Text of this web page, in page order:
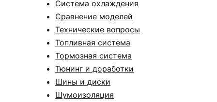
Система охлаждения
Сравнение моделей
Технические вопросы
Топливная система
Тормозная система
Тюнинг и доработки
Шины и диски
Шумоизоляция